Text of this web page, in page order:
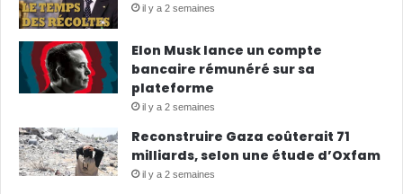
il y a 2 semaines
Elon Musk lance un compte
bancaire rémunéré sur sa
plateforme
il y a 2 semaines
Reconstruire Gaza coûterait 71
milliards, selon une étude d’Oxfam
il y a 2 semaines